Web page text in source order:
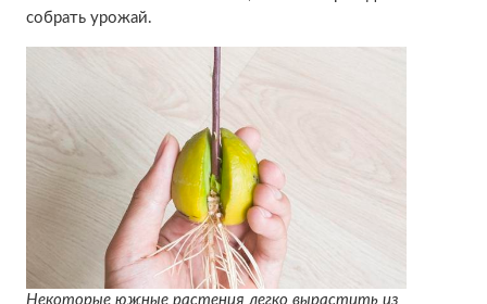
собрать урожай.
Некоторые южные растения легко вырастить из